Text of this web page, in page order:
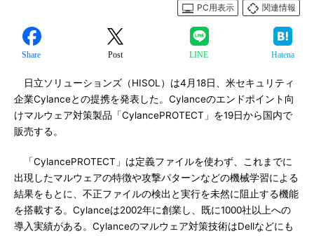
PC用表示
関連情報
Share Post LINE Hatena
日立ソリューションズ（HISOL）は4月18日、米セキュリティ
企業Cylanceとの提携を発表した。Cylanceのエンドポイント向
けマルウェア対策製品「CylancePROTECT」を19日から国内で
販売する。
「CylancePROTECT」は定義ファイルを使わず、これまでに
出現したマルウェアの特徴や攻撃パターンなどの機械学習による
結果をもとに、不正ファイルの検出と実行を未然に阻止する機能
を搭載する。Cylanceは2002年に創業し、既に1000社以上への
導入実績がある。Cylanceのマルウェア対策技術はDellなどにも